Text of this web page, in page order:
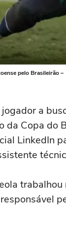
pelo Brasileirão –
a
da Copa do
LinkedIn